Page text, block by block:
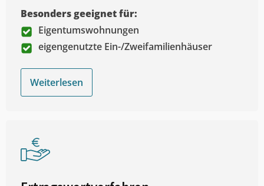
Besonders geeignet für:
Eigentumswohnungen
eigengenutzte Ein-/Zweifamilienhäuser
Weiterlesen